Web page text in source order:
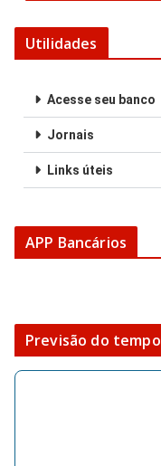
Utilidades
Acesse seu banco
Jornais
Links úteis
APP Bancários
Previsão do tempo